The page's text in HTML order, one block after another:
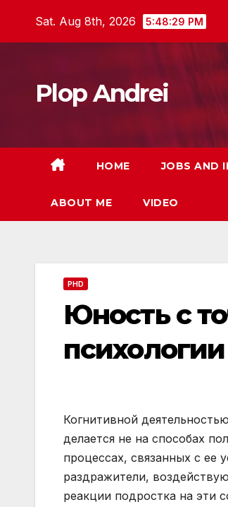
Sat. Aug 8th, 2026 5:48:31 PM
Plop Andrei
HOME JOBS AND
ABOUT ME VIDEO
PHD
Юность с
психологии
Когнитивной
делается не на способах
процессах, связанных с ее
раздражители,
реакции подростка на эти